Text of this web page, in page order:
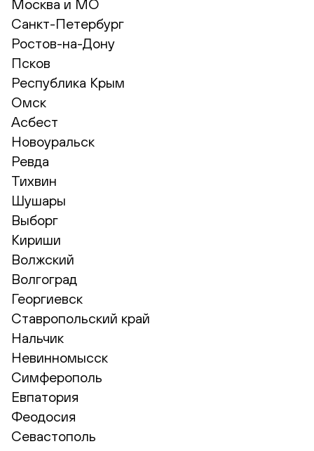
Москва и МО
Санкт-Петербург
Ростов-на-Дону
Псков
Республика Крым
Омск
Асбест
Новоуральск
Ревда
Тихвин
Шушары
Выборг
Кириши
Волжский
Волгоград
Георгиевск
Ставропольский край
Нальчик
Невинномысск
Симферополь
Евпатория
Феодосия
Севастополь